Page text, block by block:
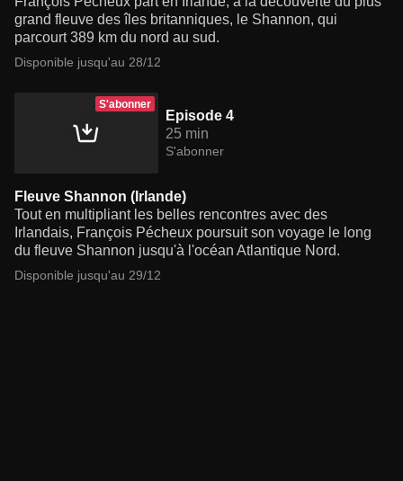
grand fleuve des îles britanniques, le Shannon, qui
parcourt 389 km du nord au sud.
Disponible jusqu'au 28/12
S'abonner
Episode 4
25 min
S'abonner
Fleuve Shannon (Irlande)
Tout en multipliant les belles rencontres avec des
Irlandais, François Pécheux poursuit son voyage le long
du fleuve Shannon jusqu'à l'océan Atlantique Nord.
Disponible jusqu'au 29/12